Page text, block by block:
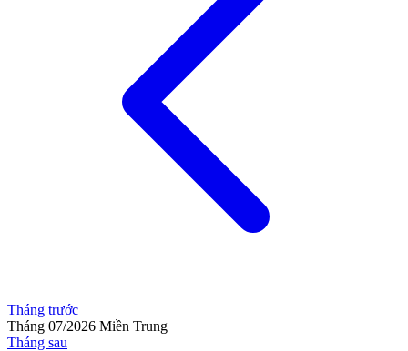
Tháng trước
Tháng 07/2026 Miền Trung
Tháng sau